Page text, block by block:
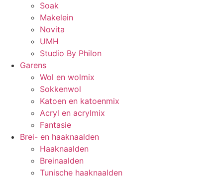
Soak
Makelein
Novita
UMH
Studio By Philon
Garens
Wol en wolmix
Sokkenwol
Katoen en katoenmix
Acryl en acrylmix
Fantasie
Brei- en haaknaalden
Haaknaalden
Breinaalden
Tunische haaknaalden